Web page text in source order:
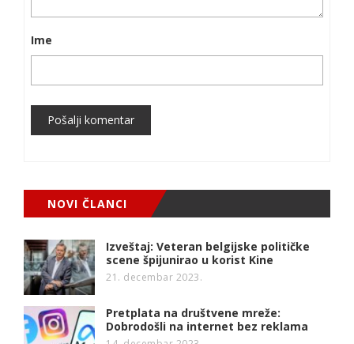
Ime
Pošalji komentar
NOVI ČLANCI
Izveštaj: Veteran belgijske političke
scene špijunirao u korist Kine
21. decembar 2023.
Pretplata na društvene mreže:
Dobrodošli na internet bez reklama